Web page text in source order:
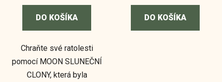
DO KOŠÍKA
Chraňte své ratolesti
pomocí MOON SLUNEČNÍ
CLONY, která byla
DO KOŠÍKA